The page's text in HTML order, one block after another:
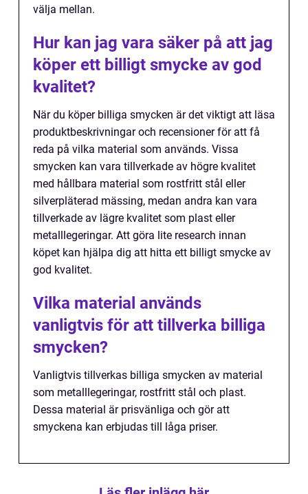
välja mellan.
Hur kan jag vara säker på att jag
köper ett billigt smycke av god
kvalitet?
När du köper billiga smycken är det viktigt att läsa
produktbeskrivningar och recensioner för att få
reda på vilka material som används. Vissa
smycken kan vara tillverkade av högre kvalitet
med hållbara material som rostfritt stål eller
silverpläterad mässing, medan andra kan vara
tillverkade av lägre kvalitet som plast eller
metalllegeringar. Att göra lite research innan
köpet kan hjälpa dig att hitta ett billigt smycke av
god kvalitet.
Vilka material används
vanligtvis för att tillverka billiga
smycken?
Vanligtvis tillverkas billiga smycken av material
som metalllegeringar, rostfritt stål och plast.
Dessa material är prisvänliga och gör att
smyckena kan erbjudas till låga priser.